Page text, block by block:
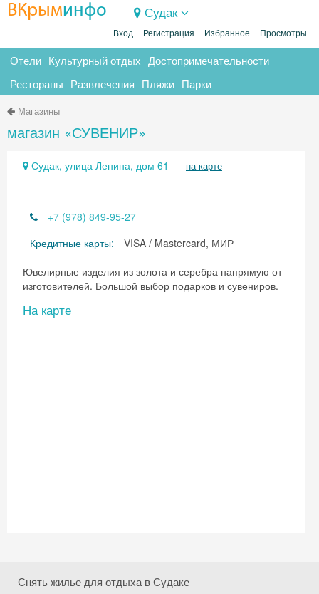
ВКрыминфо Судак
Вход Регистрация Избранное Просмотры
Отели Культурный отдых Достопримечательности
Рестораны Развлечения Пляжи Парки
Магазины
магазин «СУВЕНИР»
Судак, улица Ленина, дом 61 на карте
+7 (978) 849-95-27
Кредитные карты:
VISA / Mastercard, МИР
Ювелирные изделия из золота и серебра напрямую от
изготовителей. Большой выбор подарков и сувениров.
На карте
Снять жилье для отдыха в Судаке